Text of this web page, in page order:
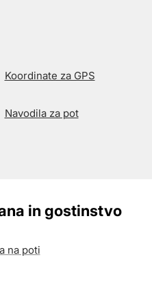
Koordinate za GPS
Navodila za pot
in gostinstvo
na poti